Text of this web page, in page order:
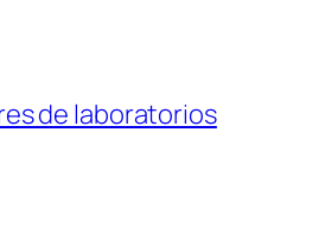
de laboratorios